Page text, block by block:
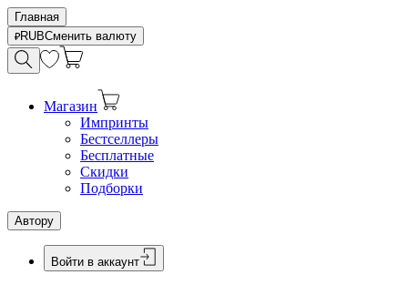
Главная
RUBСменить валюту
Магазин
Импринты
Бестселлеры
Бесплатные
Скидки
Подборки
Автору
Войти в аккаунт